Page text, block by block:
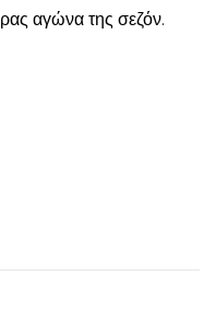
αγώνα της σεζόν.